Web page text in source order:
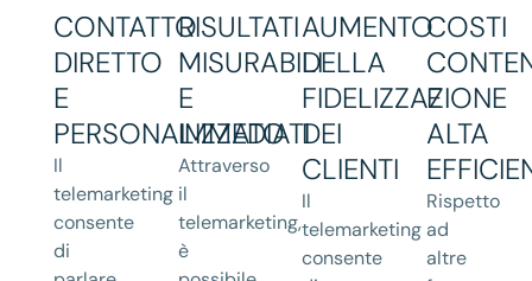
CONTATTO
DIRETTO
E
PERSONALIZZATO
Il
telemarketing
consente
di
RISULTATI
MISURABILI
E
IMMEDIATI
Attraverso
il
telemarketing,
è
AUMENTO
DELLA
FIDELIZZAZIONE
DEI
CLIENTI
Il
telemarketing
consente
COSTI
E
ALTA
Rispetto
ad
altre